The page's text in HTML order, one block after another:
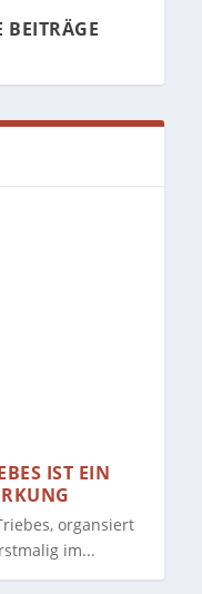
IST EIN
organsiert
im...